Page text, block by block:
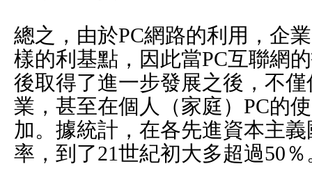
總之，由於PC網路的利用，企
樣的利基點，因此當PC互聯網
後取得了進一步發展之後，不
業，甚至在個人（家庭）PC的
加。據統計，在各先進資本主
率，到了21世紀初大多超過50